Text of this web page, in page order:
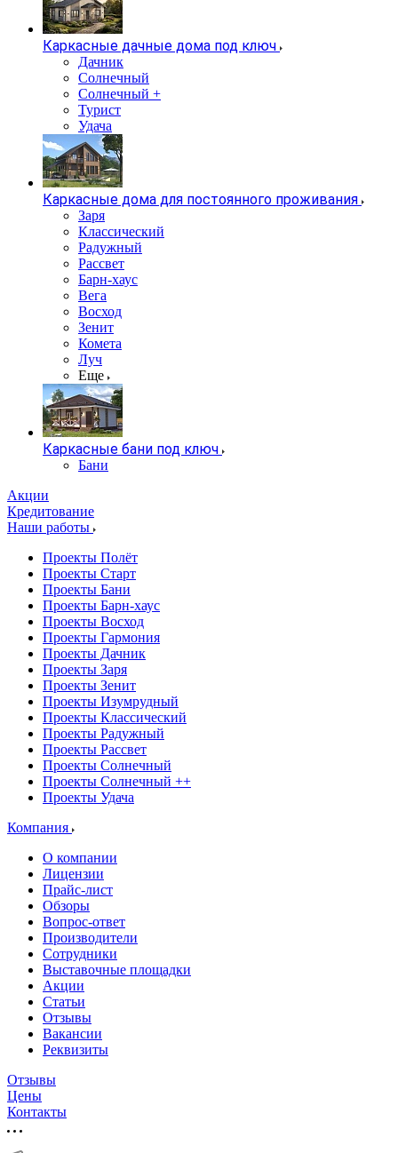
Каркасные дачные дома под ключ
Дачник
Солнечный
Солнечный +
Турист
Удача
Каркасные дома для постоянного проживания
Заря
Классический
Радужный
Рассвет
Барн-хаус
Вега
Восход
Зенит
Комета
Луч
Еще
Каркасные бани под ключ
Бани
Акции
Кредитование
Наши работы
Проекты Полёт
Проекты Старт
Проекты Бани
Проекты Барн-хаус
Проекты Восход
Проекты Гармония
Проекты Дачник
Проекты Заря
Проекты Зенит
Проекты Изумрудный
Проекты Классический
Проекты Радужный
Проекты Рассвет
Проекты Солнечный
Проекты Солнечный ++
Проекты Удача
Компания
О компании
Лицензии
Прайс-лист
Обзоры
Вопрос-ответ
Производители
Сотрудники
Выставочные площадки
Акции
Статьи
Отзывы
Вакансии
Реквизиты
Отзывы
Цены
Контакты